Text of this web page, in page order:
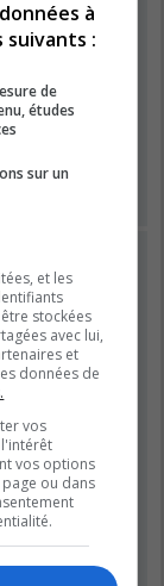
avantages.
des
inscrits. Avant
de
de
de
lors de votre
à
suivants :
de
études
sur un
et les
stockées
avec lui,
et
données de
vos
vos options
ou dans